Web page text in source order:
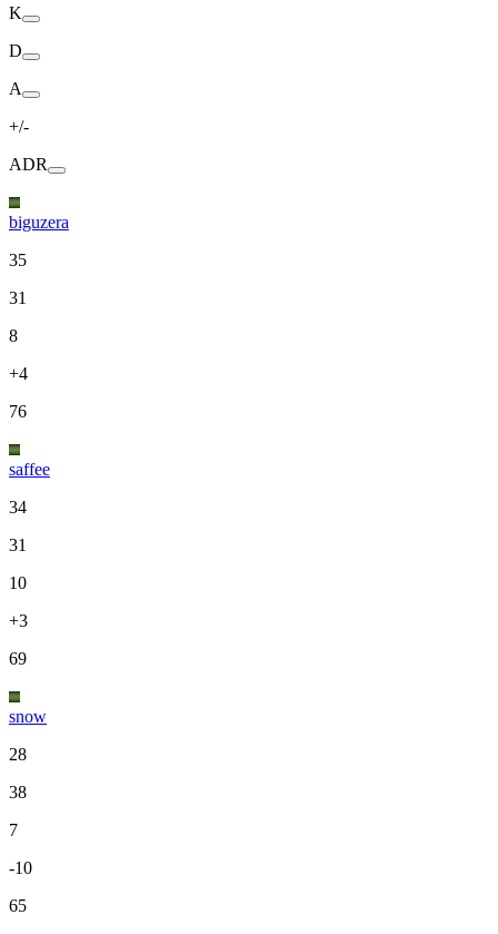
K
D
A
+/-
ADR
biguzera
35
31
8
+4
76
saffee
34
31
10
+3
69
snow
28
38
7
-10
65